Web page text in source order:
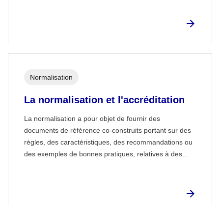
La normalisation et l'accréditation
La normalisation a pour objet de fournir des
documents de référence co-construits portant sur des
règles, des caractéristiques, des recommandations ou
des exemples de bonnes pratiques, relatives à des...
Normalisation